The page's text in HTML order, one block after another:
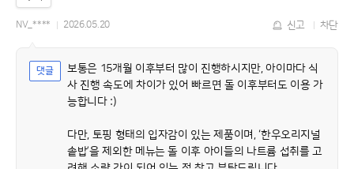
NV_**** 2026.05.20 신고 차단
보통은 15개월 이후부터 많이 진행하시지만, 아이마다 식
사 진행 속도에 차이가 있어 빠르면 돌 이후부터도 이용 가
능합니다 :)
다만, 토핑 형태의 입자감이 있는 제품이며, ‘한우오리지널
솥밥’을 제외한 메뉴는 돌 이후 아이들의 나트륨 섭취를 고